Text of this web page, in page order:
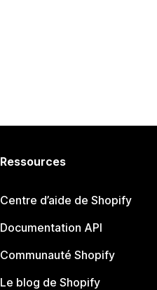
Ressources
Centre d’aide de Shopify
Documentation API
Communauté Shopify
Le blog de Shopify